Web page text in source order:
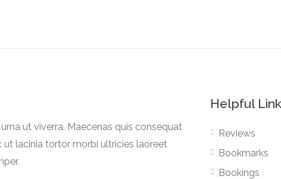
ut viverra. Maecenas quis consequat
ut lacinia tortor morbi ultricies laoreet
Helpful
Reviews
Bookmarks
Bookings